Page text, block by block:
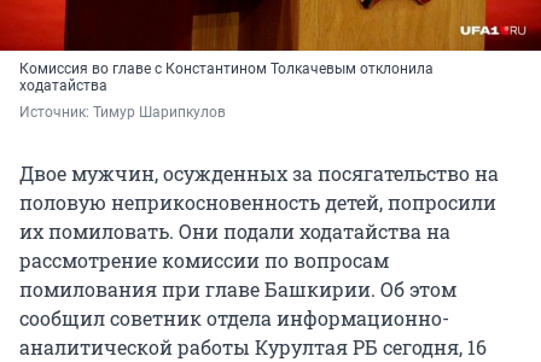
Комиссия во главе с Константином Толкачевым отклонила
ходатайства
Источник: Тимур Шарипкулов
Двое мужчин, осужденных за посягательство на
половую неприкосновенность детей, попросили
их помиловать. Они подали ходатайства на
рассмотрение комиссии по вопросам
помилования при главе Башкирии. Об этом
сообщил советник отдела информационно-
аналитической работы Курултая РБ сегодня, 16